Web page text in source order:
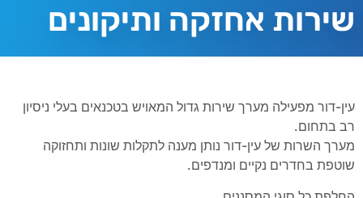
שירות אחזקה ותיקונים
עין-דור מפעילה מערך שירות גדול המאויש בטכנאים בעלי ניסיון
רב בתחום.
מערך השרות של עין-דור נותן מענה לתקלות שונות ותחזוקה
שוטפת בחדרים נקיים ומנדפים.